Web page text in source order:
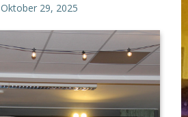
Oktober 29, 2025